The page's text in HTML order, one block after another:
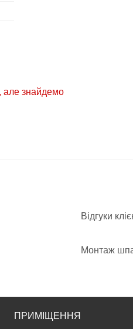
але знайдемо
Відгуки
Монтаж
ПРИМІЩЕННЯ